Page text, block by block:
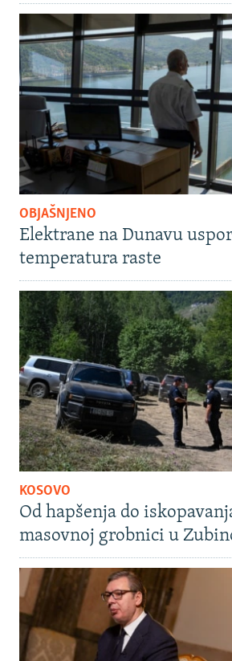
OBJAŠNJENO
Elektrane na Dunavu
temperatura raste
KOSOVO
Od hapšenja do
masovnoj grobnici u